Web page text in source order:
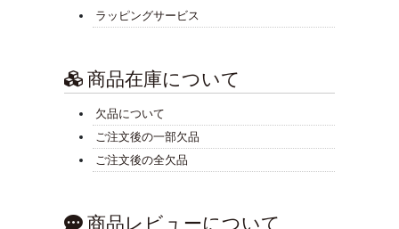
ラッピングサービス
商品在庫について
欠品について
ご注文後の一部欠品
ご注文後の全欠品
商品レビューについて